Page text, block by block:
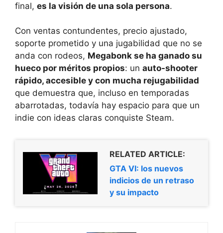
final, es la visión de una sola persona.
Con ventas contundentes, precio ajustado,
soporte prometido y una jugabilidad que no se
anda con rodeos, Megabonk se ha ganado su
hueco por méritos propios: un auto-shooter
rápido, accesible y con mucha rejugabilidad
que demuestra que, incluso en temporadas
abarrotadas, todavía hay espacio para que un
indie con ideas claras conquiste Steam.
RELATED ARTICLE:
GTA VI: los nuevos
indicios de un retraso
y su impacto